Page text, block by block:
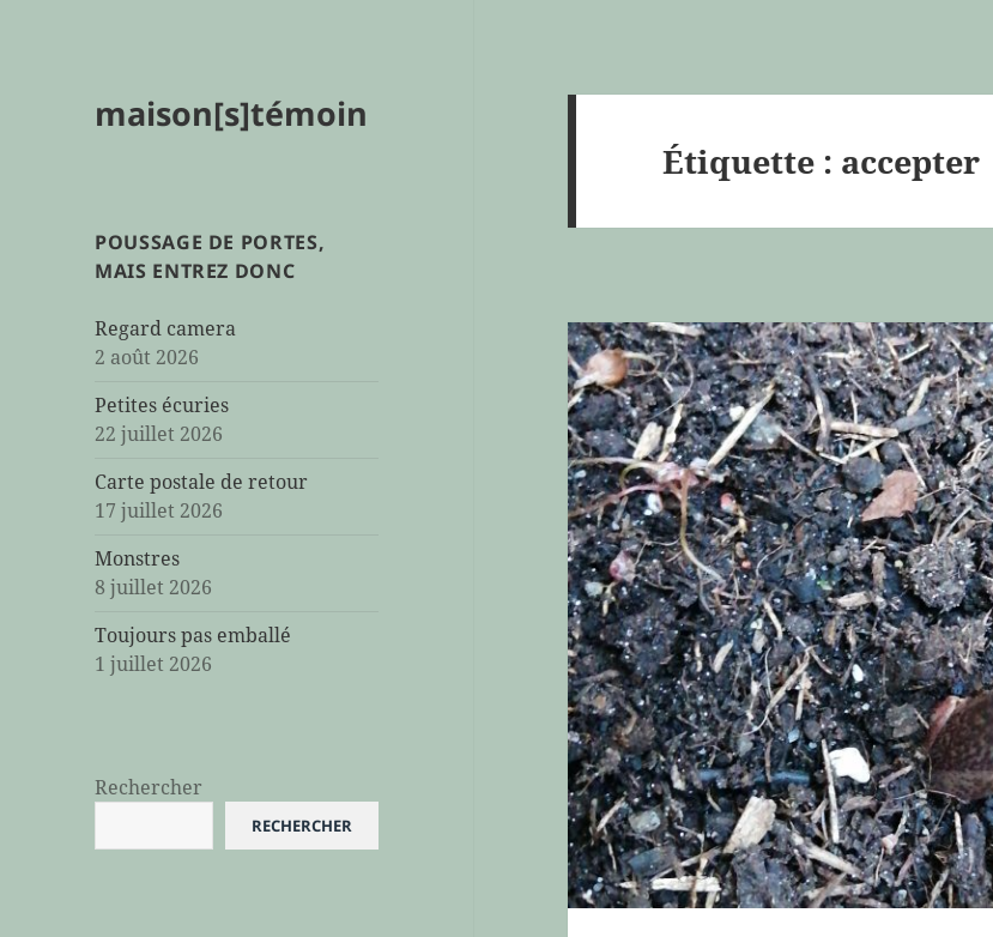
maison[s]témoin
POUSSAGE DE PORTES,
MAIS ENTREZ DONC
Regard camera
2 août 2026
Petites écuries
22 juillet 2026
Carte postale de retour
17 juillet 2026
Monstres
8 juillet 2026
Toujours pas emballé
1 juillet 2026
Rechercher
RECHERCHER
Étiquette : accepter